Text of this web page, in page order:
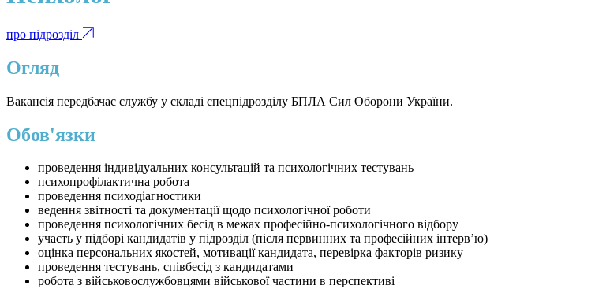
про підрозділ
Огляд
Вакансія передбачає службу у складі спецпідрозділу БПЛА Сил Оборони України.
Обов'язки
проведення індивідуальних консультацій та психологічних тестувань
психопрофілактична робота
проведення психодіагностики
ведення звітності та документації щодо психологічної роботи
проведення психологічних бесід в межах професійно-психологічного відбору
участь у підборі кандидатів у підрозділ (після первинних та професійних інтерв’ю)
оцінка персональних якостей, мотивації кандидата, перевірка факторів ризику
проведення тестувань, співбесід з кандидатами
робота з військовослужбовцями військової частини в перспективі